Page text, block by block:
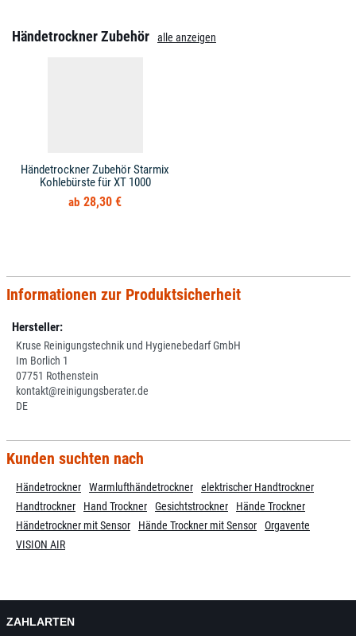
Händetrockner Zubehör alle anzeigen
Händetrockner Zubehör Starmix
Kohlebürste für XT 1000
28,30 €
Informationen zur Produktsicherheit
Hersteller:
Kruse Reinigungstechnik und Hygienebedarf GmbH
Im Borlich 1
07751 Rothenstein
kontakt@reinigungsberater.de
DE
Kunden suchten nach
Händetrockner Warmlufthändetrockner
elektrischer Handtrockner
Handtrockner
Hand Trockner Gesichtstrockner
Hände Trockner
Händetrockner mit Sensor
Hände Trockner mit Sensor
Orgavente
VISION AIR
ZAHLARTEN